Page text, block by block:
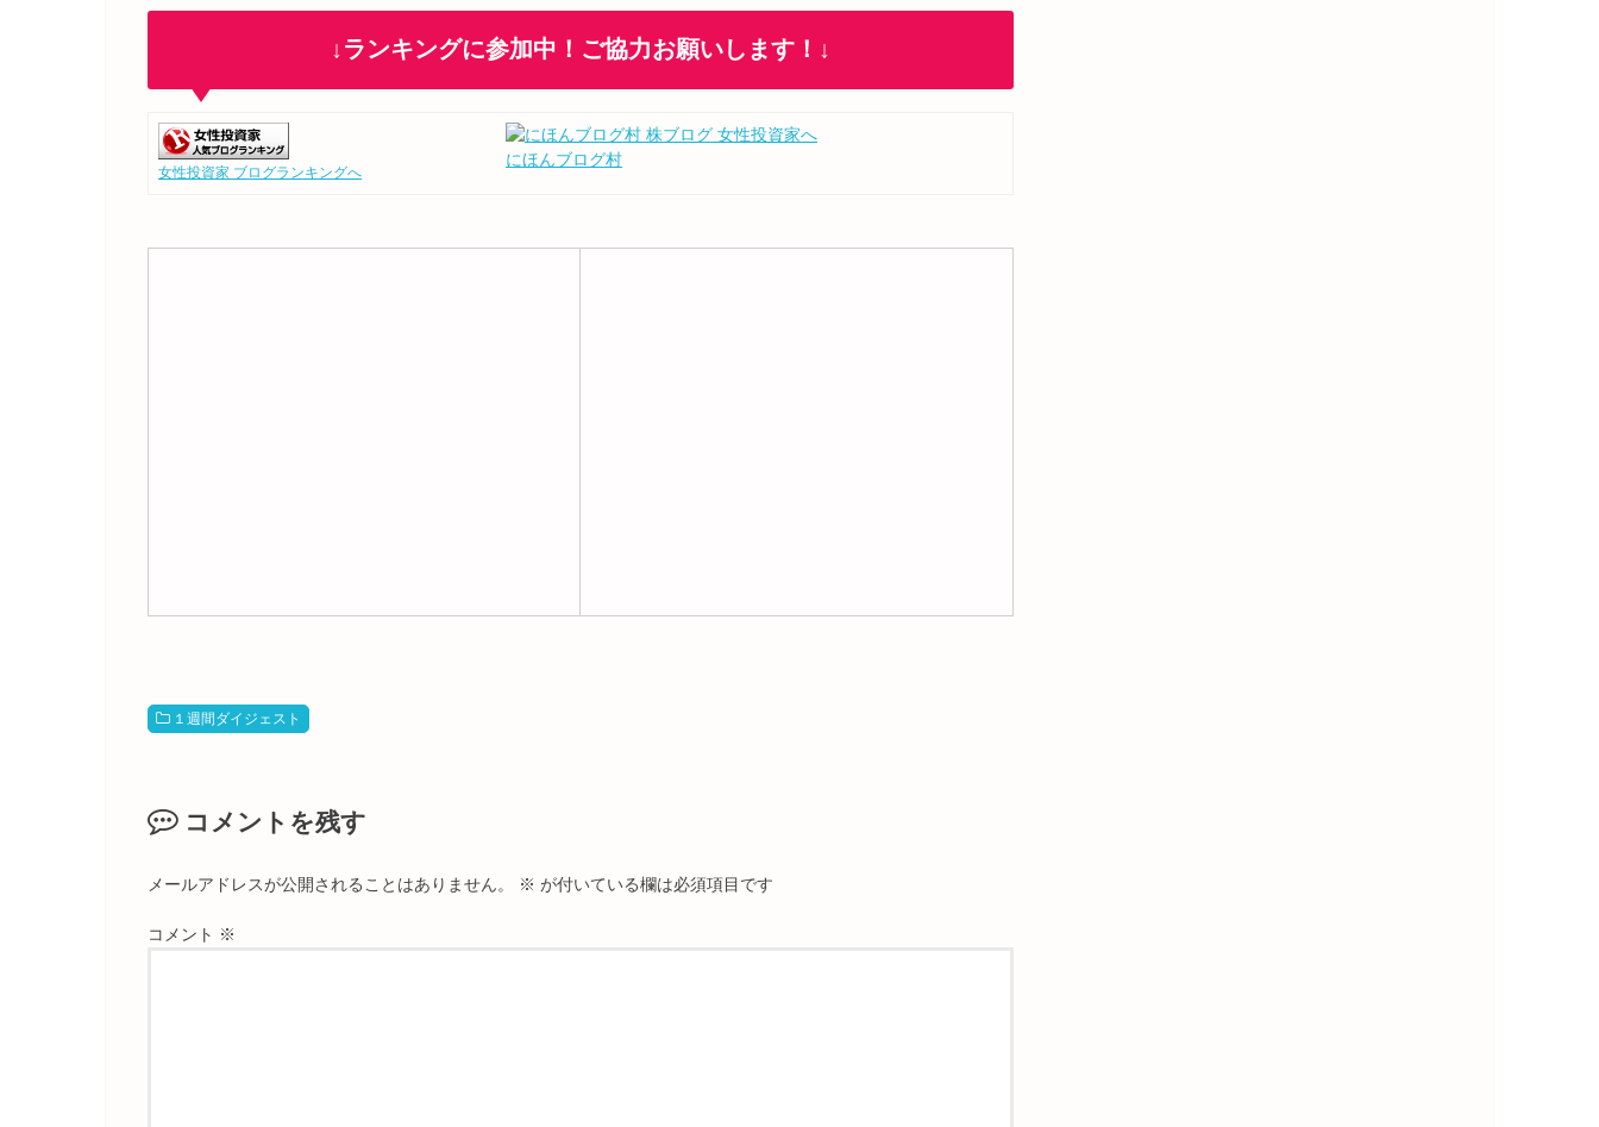
↓ランキングに参加中！ご協力お願いします！↓
女性投資家 ブログランキングへ
にほんブログ村
１週間ダイジェスト
コメントを残す
メールアドレスが公開されることはありません。 ※ が付いている欄は必須項目です
コメント ※